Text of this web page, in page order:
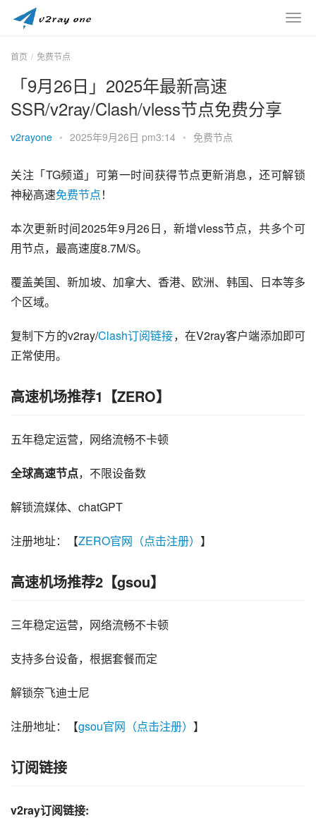
首页 免费节点
「9月26日」2025年最新高速
SSR/v2ray/Clash/vless节点免费分享
v2rayone • 2025年9月26日 pm3:14 • 免费节点
关注「TG频道」可第一时间获得节点更新消息，还可解锁
神秘高速免费节点！
本次更新时间2025年9月26日，新增vless节点，共多个可
用节点，最高速度8.7M/S。
覆盖美国、新加坡、加拿大、香港、欧洲、韩国、日本等多
个区域。
复制下方的v2ray/Clash订阅链接，在V2ray客户端添加即可
正常使用。
高速机场推荐1【ZERO】
五年稳定运营，网络流畅不卡顿
全球高速节点，不限设备数
解锁流媒体、chatGPT
注册地址：【ZERO官网（点击注册） 】
高速机场推荐2【gsou】
三年稳定运营，网络流畅不卡顿
支持多台设备，根据套餐而定
解锁奈飞迪士尼
注册地址：【gsou官网（点击注册） 】
订阅链接
v2ray订阅链接: